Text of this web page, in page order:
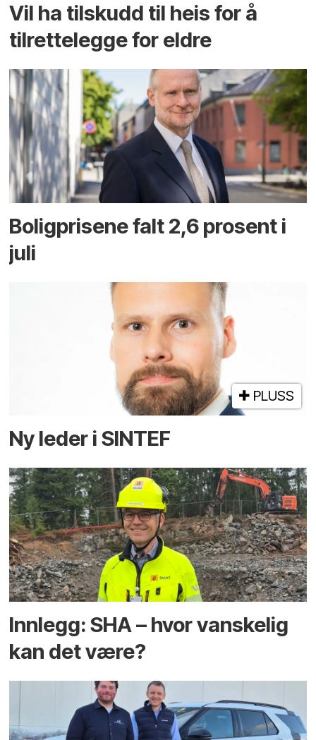
Vil ha tilskudd til heis for å
tilrettelegge for eldre
Boligprisene falt 2,6 prosent i
juli
PLUSS
Ny leder i SINTEF
Innlegg: SHA – hvor vanskelig
kan det være?